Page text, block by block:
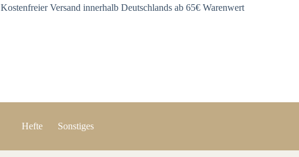
Kostenfreier Versand innerhalb Deutschlands ab 65€ Warenwert
Hefte Sonstiges